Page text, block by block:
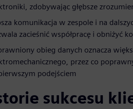
zdobywając głębsze
komunikacja w zespole i na
zacieśnić współpracę i obniżyć
obieg danych oznacza
przez co
podejściem
sukcesu